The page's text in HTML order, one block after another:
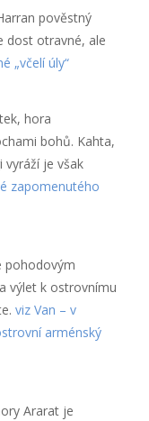
pověstný
dost otravné, ale
„včelí úly“
hora
bohů. Kahta,
vyráží je však
zapomenutého
pohodovým
výlet k ostrovnímu
viz Van – v
arménský
Ararat je